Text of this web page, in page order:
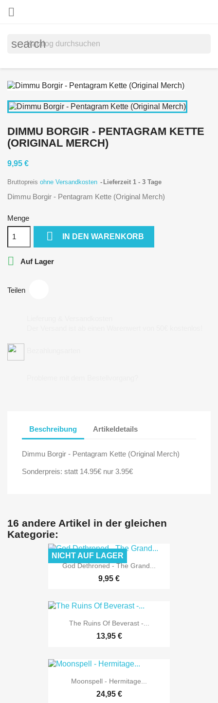

search
DIMMU BORGIR - PENTAGRAM KETTE
(ORIGINAL MERCH)
9,95 €
Bruttopreis ohne Versandkosten Lieferzeit 1 - 3 Tage
Dimmu Borgir - Pentagram Kette (Original Merch)
Menge
 IN DEN WARENKORB
 Auf Lager
Teilen
Beschreibung Artikeldetails
Dimmu Borgir - Pentagram Kette (Original Merch)
Sonderpreis: statt 14.95€ nur 3.95€
16 andere Artikel in der gleichen
Kategorie:
God Dethroned - The Grand...
9,95 €
NICHT AUF LAGER
The Ruins Of Beverast -...
13,95 €
Moonspell - Hermitage...
24,95 €